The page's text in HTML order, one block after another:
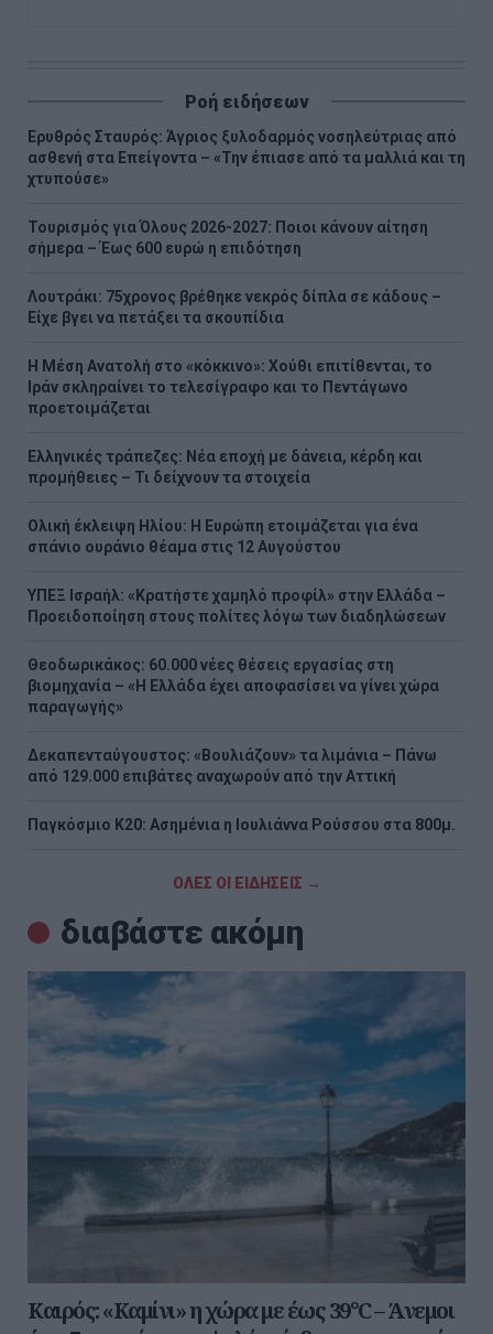
Ροή ειδήσεων
Ερυθρός Σταυρός: Άγριος ξυλοδαρμός νοσηλεύτριας από
ασθενή στα Επείγοντα – «Την έπιασε από τα μαλλιά και τη
χτυπούσε»
Τουρισμός για Όλους 2026-2027: Ποιοι κάνουν αίτηση
σήμερα – Έως 600 ευρώ η επιδότηση
Λουτράκι: 75χρονος βρέθηκε νεκρός δίπλα σε κάδους –
Είχε βγει να πετάξει τα σκουπίδια
Η Μέση Ανατολή στο «κόκκινο»: Χούθι επιτίθενται, το
Ιράν σκληραίνει το τελεσίγραφο και το Πεντάγωνο
προετοιμάζεται
Ελληνικές τράπεζες: Νέα εποχή με δάνεια, κέρδη και
προμήθειες – Τι δείχνουν τα στοιχεία
Ολική έκλειψη Ηλίου: Η Ευρώπη ετοιμάζεται για ένα
σπάνιο ουράνιο θέαμα στις 12 Αυγούστου
ΥΠΕΞ Ισραήλ: «Κρατήστε χαμηλό προφίλ» στην Ελλάδα –
Προειδοποίηση στους πολίτες λόγω των διαδηλώσεων
Θεοδωρικάκος: 60.000 νέες θέσεις εργασίας στη
βιομηχανία – «Η Ελλάδα έχει αποφασίσει να γίνει χώρα
παραγωγής»
Δεκαπενταύγουστος: «Βουλιάζουν» τα λιμάνια – Πάνω
από 129.000 επιβάτες αναχωρούν από την Αττική
Παγκόσμιο Κ20: Ασημένια η Ιουλιάννα Ρούσσου στα 800μ.
ΟΛΕΣ ΟΙ ΕΙΔΗΣΕΙΣ →
διαβάστε ακόμη
Καιρός: «Καμίνι» η χώρα με έως 39°C – Άνεμοι